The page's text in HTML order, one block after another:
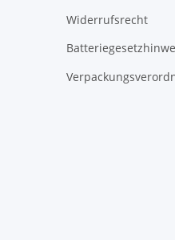
Widerrufsrecht